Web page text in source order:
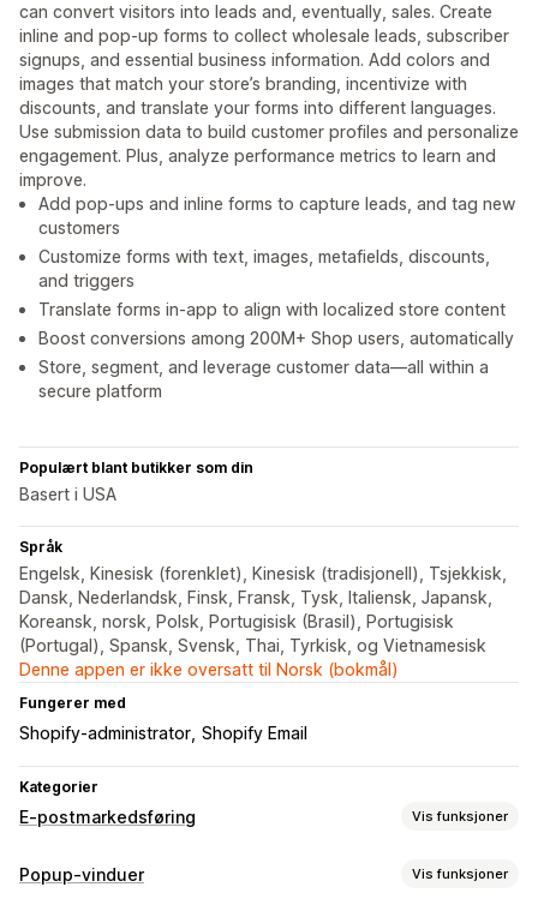
can convert visitors into leads and, eventually, sales. Create
inline and pop-up forms to collect wholesale leads, subscriber
signups, and essential business information. Add colors and
images that match your store’s branding, incentivize with
discounts, and translate your forms into different languages.
Use submission data to build customer profiles and personalize
engagement. Plus, analyze performance metrics to learn and
improve.
Add pop-ups and inline forms to capture leads, and tag new
customers
Customize forms with text, images, metafields, discounts,
and triggers
Translate forms in-app to align with localized store content
Boost conversions among 200M+ Shop users, automatically
Store, segment, and leverage customer data—all within a
secure platform
Populært blant butikker som din
Basert i USA
Språk
Engelsk, Kinesisk (forenklet), Kinesisk (tradisjonell), Tsjekkisk,
Dansk, Nederlandsk, Finsk, Fransk, Tysk, Italiensk, Japansk,
Koreansk, norsk, Polsk, Portugisisk (Brasil), Portugisisk
(Portugal), Spansk, Svensk, Thai, Tyrkisk, og Vietnamesisk
Denne appen er ikke oversatt til Norsk (bokmål)
Fungerer med
Shopify-administrator Shopify Email
Kategorier
E-postmarkedsføring Vis funksjoner
Kampanjetyper
Popup-vinduer Vis funksjoner